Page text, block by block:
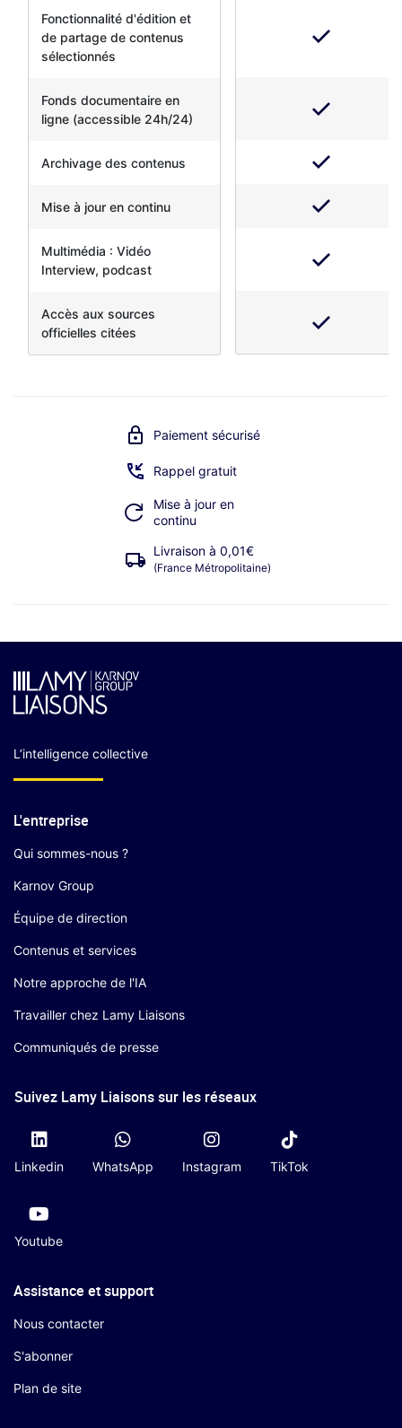
Fonctionnalité d'édition et
de partage de contenus
sélectionnés
Fonds documentaire en
ligne (accessible 24h/24)
Archivage des contenus
Mise à jour en continu
Multimédia : Vidéo
Interview, podcast
Accès aux sources
officielles citées
Paiement sécurisé
Rappel gratuit
Mise à jour en
continu
Livraison à 0,01€
(France Métropolitaine)
L’intelligence collective
L'entreprise
Qui sommes-nous ?
Karnov Group
Équipe de direction
Contenus et services
Notre approche de l'IA
Travailler chez Lamy Liaisons
Communiqués de presse
Suivez Lamy Liaisons sur les réseaux
Linkedin WhatsApp Instagram TikTok
Youtube
Assistance et support
Nous contacter
S'abonner
Plan de site